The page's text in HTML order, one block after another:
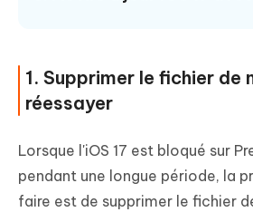
1. Supprimer le fichier de
réessayer
Lorsque l'iOS 17 est bloqué sur
pendant une longue période, la
faire est de supprimer le fichier